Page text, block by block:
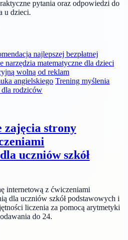
pytania oraz odpowiedzi do
u dzieci.
najlepszej bezpłatnej
narzędzia matematyczne dla dzieci
wolną od reklam
angielskiego Trening myślenia
rodziców
zajęcia strony
uczniów szkół
internetową z ćwiczeniami
dla uczniów szkół podstawowych i
liczenia za pomocą arytmetyki
do 24.